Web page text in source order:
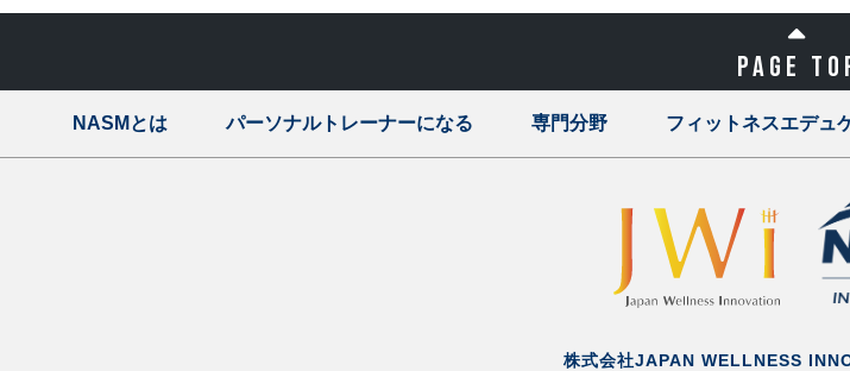
PAGE
NASMとは パーソナルトレーナーになる 専門分野 フィットネスエデュ
株式会社JAPAN WELLNESS